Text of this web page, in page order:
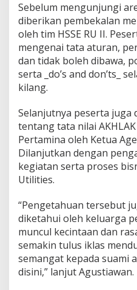
a
a
n
K
e
a
r
i
K
e
l
r
g
Sebelum mengunjungi
diberikan pembekalan
oleh tim HSSE RU II.
mengenai tata aturan,
dan tidak boleh dibawa,
serta _do’s and don’ts_
kilang.
Selanjutnya peserta
tentang tata nilai
Pertamina oleh Ketua
Dilanjutkan dengan
kegiatan serta proses
Utilities.
“Pengetahuan tersebut
diketahui oleh keluarga
muncul kecintaan dan
semakin tulus iklas
semangat kepada suami
disini,” lanjut Agustiawan.